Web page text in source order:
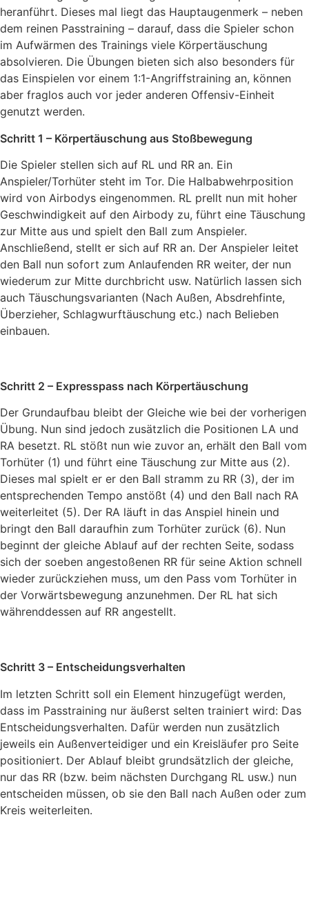
heranführt. Dieses mal liegt das Hauptaugenmerk – neben
dem reinen Passtraining – darauf, dass die Spieler schon
im Aufwärmen des Trainings viele Körpertäuschung
absolvieren. Die Übungen bieten sich also besonders für
das Einspielen vor einem 1:1-Angriffstraining an, können
aber fraglos auch vor jeder anderen Offensiv-Einheit
genutzt werden.
Schritt 1 – Körpertäuschung aus Stoßbewegung
Die Spieler stellen sich auf RL und RR an. Ein
Anspieler/Torhüter steht im Tor. Die Halbabwehrposition
wird von Airbodys eingenommen. RL prellt nun mit hoher
Geschwindigkeit auf den Airbody zu, führt eine Täuschung
zur Mitte aus und spielt den Ball zum Anspieler.
Anschließend, stellt er sich auf RR an. Der Anspieler leitet
den Ball nun sofort zum Anlaufenden RR weiter, der nun
wiederum zur Mitte durchbricht usw. Natürlich lassen sich
auch Täuschungsvarianten (Nach Außen, Absdrehfinte,
Überzieher, Schlagwurftäuschung etc.) nach Belieben
einbauen.
Schritt 2 – Expresspass nach Körpertäuschung
Der Grundaufbau bleibt der Gleiche wie bei der vorherigen
Übung. Nun sind jedoch zusätzlich die Positionen LA und
RA besetzt. RL stößt nun wie zuvor an, erhält den Ball vom
Torhüter (1) und führt eine Täuschung zur Mitte aus (2).
Dieses mal spielt er er den Ball stramm zu RR (3), der im
entsprechenden Tempo anstößt (4) und den Ball nach RA
weiterleitet (5). Der RA läuft in das Anspiel hinein und
bringt den Ball daraufhin zum Torhüter zurück (6). Nun
beginnt der gleiche Ablauf auf der rechten Seite, sodass
sich der soeben angestoßenen RR für seine Aktion schnell
wieder zurückziehen muss, um den Pass vom Torhüter in
der Vorwärtsbewegung anzunehmen. Der RL hat sich
währenddessen auf RR angestellt.
Schritt 3 – Entscheidungsverhalten
Im letzten Schritt soll ein Element hinzugefügt werden,
dass im Passtraining nur äußerst selten trainiert wird: Das
Entscheidungsverhalten. Dafür werden nun zusätzlich
jeweils ein Außenverteidiger und ein Kreisläufer pro Seite
positioniert. Der Ablauf bleibt grundsätzlich der gleiche,
nur das RR (bzw. beim nächsten Durchgang RL usw.) nun
entscheiden müssen, ob sie den Ball nach Außen oder zum
Kreis weiterleiten.